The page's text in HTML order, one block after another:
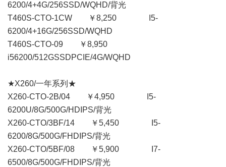
6200/4+4G/256SSD/WQHD/背光
T460S-CTO-1CW ￥8,250 I5-
6200/4+16G/256SSD/WQHD
T460S-CTO-09 ￥8,950
i56200/512GSSDPCIE/4G/WQHD
★X260/一年系列★
X260-CTO-2B/04 ￥4,950 I5-
6200U/8G/500G/HDIPS/背光
X260-CTO/3BF/14 ￥5,450 I5-
6200/8G/500G/FHDIPS/背光
X260-CTO/5BF/08 ￥5,900 I7-
6500/8G/500G/FHDIPS/背光